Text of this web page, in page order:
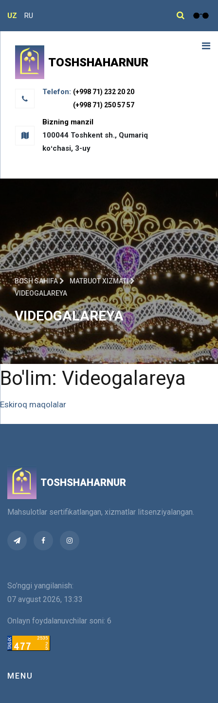
UZ RU
TOSHSHAHARNUR
Telefon: (+998 71) 232 20 20
(+998 71) 250 57 57
Bizning manzil
100044 Toshkent sh., Qumariq
koʻchasi, 3-uy
BOSH SAHIFA
МATBUOT XIZMATI
VIDEOGALAREYA
VIDEOGALAREYA
Bo'lim: Videogalareya
Maqolalar
Eskiroq maqolalar
TOSHSHAHARNUR
Mahsulotlar sertifikatlangan, xizmatlar litsenziyalangan.
So’nggi yangilanish:
07 avgust 2026, 13:33
Onlayn foydalanuvchilar soni: 6
MENU